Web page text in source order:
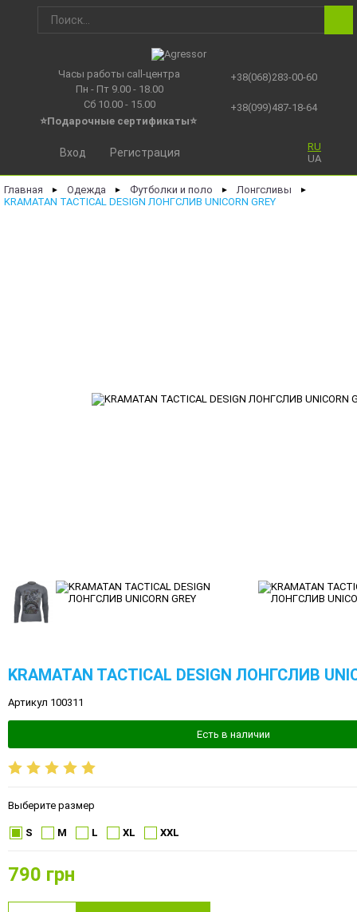
Часы работы call-центра
Пн - Пт 9.00 - 18.00
Сб 10.00 - 15.00
⭐Подарочные сертификаты⭐
+38(068)283-00-60
+38(099)487-18-64
RU
UA
Вход Регистрация
Главная ► Одежда ► Футболки и поло ► Лонгсливы ►
KRAMATAN TACTICAL DESIGN ЛОНГСЛИВ UNICORN GREY
KRAMATAN TACTICAL DESIGN ЛОНГСЛИВ
Артикул 100311
Есть в наличии
Выберите размер
S M L XL XXL
790 грн